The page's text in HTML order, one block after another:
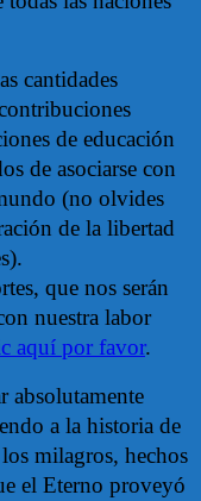
cantidades
de educación
de asociarse con
(no olvides
de la libertad
que nos serán
nuestra labor
aquí por favor.
absolutamente
a la historia de
milagros, hechos
el Eterno proveyó